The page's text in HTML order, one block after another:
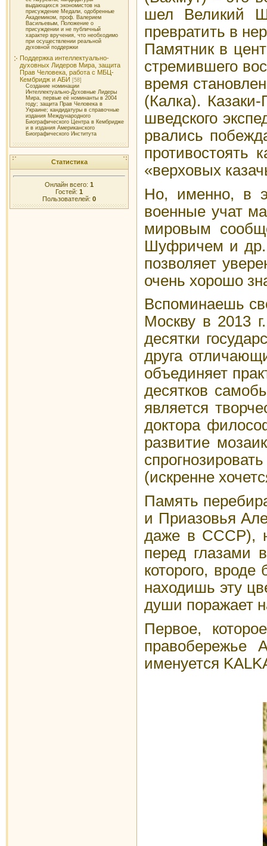
выдающихся экономистов на
присуждение Медали, одобренные
Академиком, проф. Валерием
Васильевым, Положение о
присуждении и не публичный
характер вручения, что необходимо
при осуществлении реальной
духовной поддержки
Поддержка интеллектуально-
духовных Лидеров Мира, защита
Прав Человека, работа с МБЦ-
Кембридж и АБИ [58]
Создание номинации
Интеллектуально-Духовные Лидеры
Мира, первые её номинанты в 2004
году; защита Прав Человека в
Украине; кандидатуры в справочные
издания Международного
Биографического Центра в Кембридже
и в издания Американского
Биографического Института
Статистика
Онлайн всего: 1
Гостей: 1
Пользователей: 0
шел Великий
превратить в
Памятник в
стремившего
время
(Калка).
шведского
рвались
противостоять
«верховых
Но, именно, в
военные учат
мировым
Шуфричем и др.
позволяет
очень хорошо
Вспоминаешь
Москву в 2013
десятки
друга
объединяет
десятков
является
доктора
развитие
(искренне
Память
и Приазовья
даже в СССР),
перед глазами
которого,
находишь эту
души поражает
Первое,
правобережье
именуется